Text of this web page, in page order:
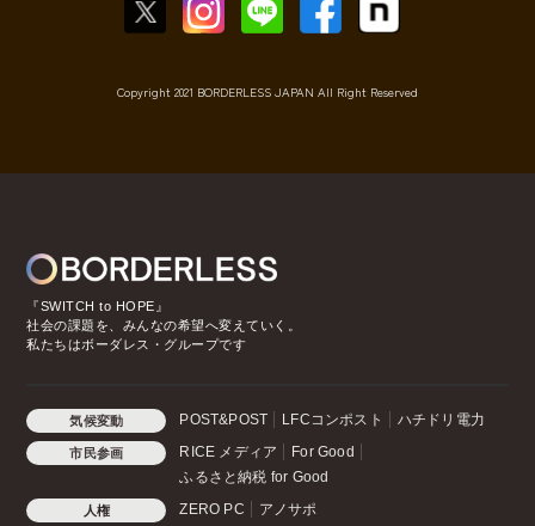
Copyright 2021 BORDERLESS JAPAN All Right Reserved
『SWITCH to HOPE』
社会の課題を、みんなの希望へ変えていく。
私たちはボーダレス・グループです
気候変動 POST&POST LFCコンポスト ハチドリ電力
市民参画 RICE メディア
For Good
ふるさと納税 for Good
人権 ZERO PC アノサポ